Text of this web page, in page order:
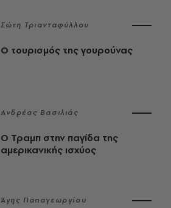
Σώτη Τριανταφύλλου
Ο τουρισμός της γουρούνας
Ανδρέας Βασιλιάς
Ο Τραμπ στην παγίδα της
αμερικανικής ισχύος
Άγης Παπαγεωργίου